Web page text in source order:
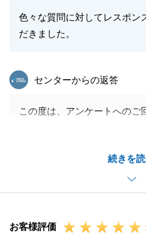
色々な質問に対してレスポン
だきました。
続きを
東急リバブル
センターからの返答
この度は、アンケートへのご
に快くご協力いただきました
おかげさまで、私の方でも迅
た。
お客様評価